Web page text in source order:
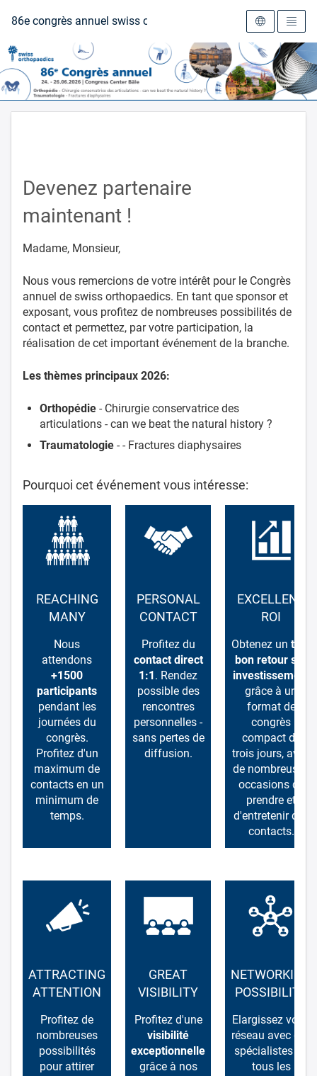
Vers la page d'accueil
86e congrès annuel swiss orthopaedics
Devenez partenaire
maintenant !
Madame, Monsieur,
Nous vous remercions de votre intérêt pour le Congrès
annuel de swiss orthopaedics. En tant que sponsor et
exposant, vous profitez de nombreuses possibilités de
contact et permettez, par votre participation, la
réalisation de cet important événement de la branche.
Les thèmes principaux 2026:
Orthopédie - Chirurgie conservatrice des
articulations - can we beat the natural history ?
Traumatologie - - Fractures diaphysaires
Pourquoi cet événement vous intéresse:
REACHING
MANY
Nous
attendons
+1500
participants
pendant les
journées du
congrès.
Profitez d'un
maximum de
contacts en un
minimum de
temps.
PERSONAL
CONTACT
Profitez du
contact direct
1:1. Rendez
possible des
rencontres
personnelles -
sans pertes de
diffusion.
EXCELLENT
ROI
Obtenez un très
bon retour sur
investissement
grâce à un
format de
congrès
compact de
trois jours, avec
de nombreuses
occasions de
prendre et
d'entretenir des
contacts.
ATTRACTING
ATTENTION
Profitez de
nombreuses
possibilités
pour attirer
GREAT
VISIBILITY
Profitez d'une
visibilité
exceptionnelle
grâce à nos
NETWORKING
POSSIBILITY
Elargissez votre
réseau avec des
spécialistes de
tous les